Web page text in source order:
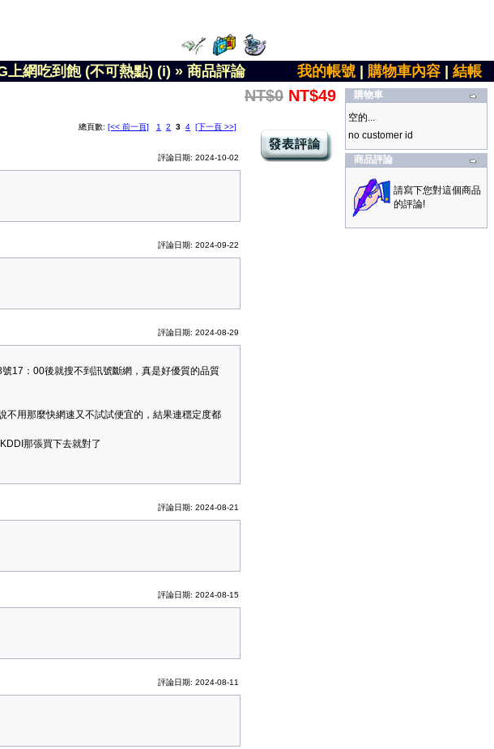
上網吃到飽 (不可熱點) (i) » 商品評論 我的帳號 購物車內容 結帳
NT$0 NT$49
總頁數: [<< 前一頁] 1 2 3 4 [下一頁 >>]
評論日期: 2024-10-02
評論日期: 2024-09-22
評論日期: 2024-08-29
17：00後就搜不到訊號斷網，真是好優質的品質
不用那麼快網速又不試試便宜的，結果連穩定度都
那張買下去就對了
評論日期: 2024-08-21
評論日期: 2024-08-15
評論日期: 2024-08-11
購物車
空的...
no customer id
商品評論
請寫下您對這個商品
的評論!